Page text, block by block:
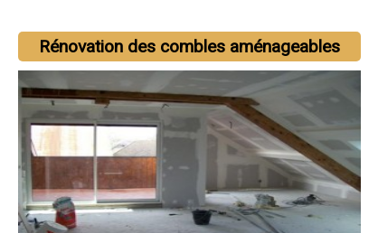
Rénovation des combles aménageables